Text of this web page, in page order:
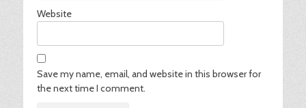
Website
Save my name, email, and website in this browser for
the next time I comment.